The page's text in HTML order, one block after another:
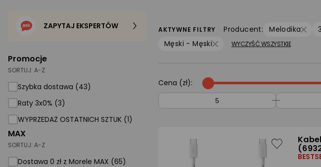
Gaming
Telewizory i audio
Foto i kamery
AGD duże
AGD małe
Dom i ogród
Biuro i firma
Promocje
SORTUJ: A-Z
Szybka dostawa (43)
Raty 3x0% (3)
WYPRZEDAŻ OSTATNICH SZTUK (1)
MAX
SORTUJ: A-Z
Dostawa 0 zł z Morele MAX (65)
ZAPYTAJ EKSPERTÓW AKTYWNE FILTRY Producent: Melodika
Męski - Męski
WYCZYŚĆ WSZYSTKIE
Cena (zł):